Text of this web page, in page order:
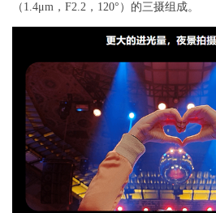
（1.4μm，F2.2，120°）的三摄组成。